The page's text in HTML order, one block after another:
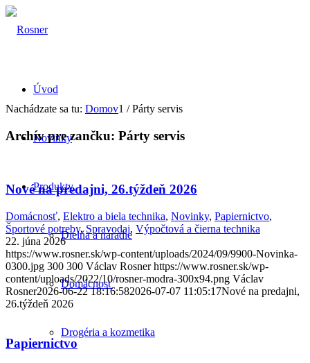
Úvod
Novinky
Produkty
Dielňa a náradie
Domácnosť
Drogéria a kozmetika
Nachádzate sa tu: Domov1 / Párty servis
Archív pre zančku: Párty servis
Nové na predajni, 26.týždeň 2026
Domácnosť, Elektro a biela technika, Novinky, Papiernictvo,
Športové potreby,Spravodaj, Výpočtová a čierna technika
22. júna 2026
https://www.rosner.sk/wp-content/uploads/2024/09/9900-Novinka-
0300.jpg 300 300 Václav Rosner https://www.rosner.sk/wp-
content/uploads/2022/10/rosner-modra-300x94.png Václav
Rosner2026-06-22 18:16:582026-07-07 11:05:17Nové na predajni,
26.týždeň 2026
Papiernictvo